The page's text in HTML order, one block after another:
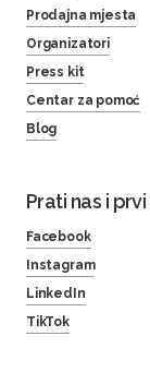
Prodajna mjesta
Organizatori
Press kit
Centar za pomoć
Blog
Prati nas i
Facebook
Instagram
LinkedIn
TikTok